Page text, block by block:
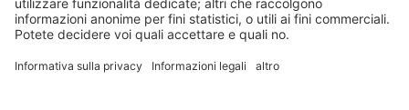
©2026 VI.P coop. soc. agricola
Part. IVA • IT00725570212